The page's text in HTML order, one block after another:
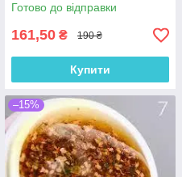
Готово до відправки
161,50 ₴ 190 ₴
Купити
–15%